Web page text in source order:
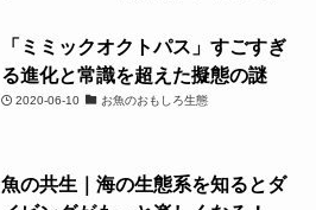
「ミミックオクトパス」すごすぎ
る進化と常識を超えた擬態の謎
2020-06-10 お魚のおもしろ生態
魚の共生｜海の生態系を知るとダ